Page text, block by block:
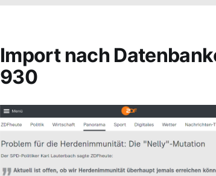
Import nach
930